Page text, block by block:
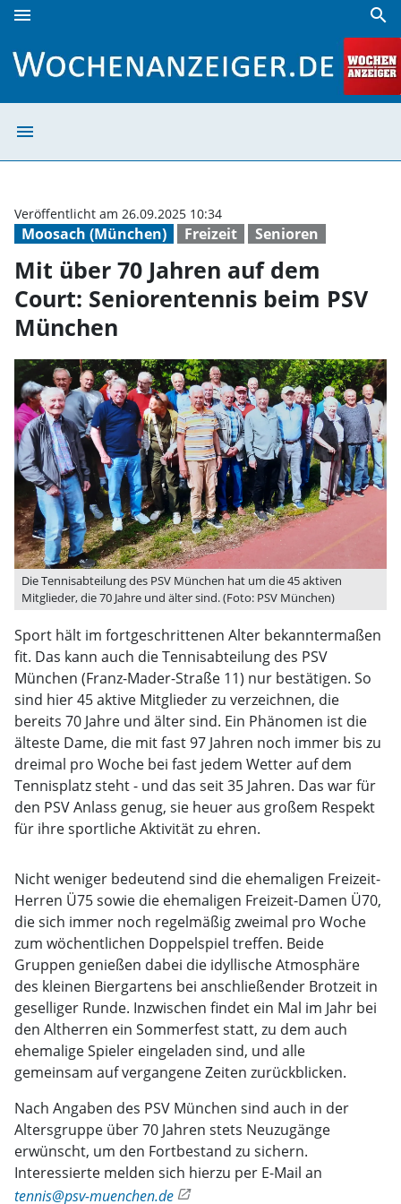
menu search
menu
Moosach (München) Freizeit Senioren
Veröffentlicht am 26.09.2025 10:34
Mit über 70 Jahren auf dem
Court: Seniorentennis beim PSV
München
Die Tennisabteilung des PSV München hat um die 45 aktiven
Mitglieder, die 70 Jahre und älter sind. (Foto: PSV München)
Sport hält im fortgeschrittenen Alter bekanntermaßen
fit. Das kann auch die Tennisabteilung des PSV
München (Franz-Mader-Straße 11) nur bestätigen. So
sind hier 45 aktive Mitglieder zu verzeichnen, die
bereits 70 Jahre und älter sind. Ein Phänomen ist die
älteste Dame, die mit fast 97 Jahren noch immer bis zu
dreimal pro Woche bei fast jedem Wetter auf dem
Tennisplatz steht - und das seit 35 Jahren. Das war für
den PSV Anlass genug, sie heuer aus großem Respekt
für ihre sportliche Aktivität zu ehren.
Nicht weniger bedeutend sind die ehemaligen Freizeit-
Herren Ü75 sowie die ehemaligen Freizeit-Damen Ü70,
die sich immer noch regelmäßig zweimal pro Woche
zum wöchentlichen Doppelspiel treffen. Beide
Gruppen genießen dabei die idyllische Atmosphäre
des kleinen Biergartens bei anschließender Brotzeit in
geselliger Runde. Inzwischen findet ein Mal im Jahr bei
den Altherren ein Sommerfest statt, zu dem auch
ehemalige Spieler eingeladen sind, und alle
gemeinsam auf vergangene Zeiten zurückblicken.
Nach Angaben des PSV München sind auch in der
Altersgruppe über 70 Jahren stets Neuzugänge
erwünscht, um den Fortbestand zu sichern.
Interessierte melden sich hierzu per E-Mail an
tennis@psv-muenchen.de